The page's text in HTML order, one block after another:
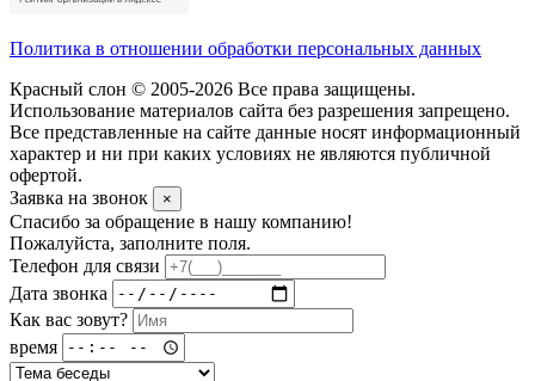
Политика в отношении обработки персональных данных
Красный слон © 2005-2026 Все права защищены.
Использование материалов сайта без разрешения запрещено.
Все представленные на сайте данные носят информационный
характер и ни при каких условиях не являются публичной
офертой.
Заявка на звонок
×
Спасибо за обращение в нашу компанию!
Пожалуйста, заполните поля.
Телефон для связи
Дата звонка
Как вас зовут?
время